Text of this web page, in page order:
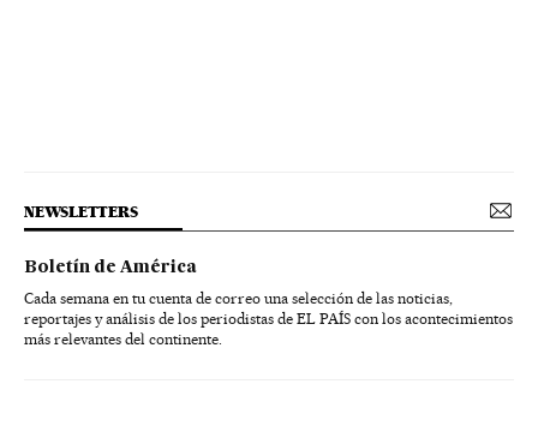
NEWSLETTERS
Boletín de América
Cada semana en tu cuenta de correo una selección de las noticias,
reportajes y análisis de los periodistas de EL PAÍS con los acontecimientos
más relevantes del continente.